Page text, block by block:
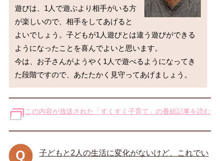
遊びは、1人で遊ぶより相手がいる方
が楽しいので、相手をしてあげると
よいでしょう。子どもが1人遊びとは違う遊びができる
ようになったことを喜んでよいと思います。
今は、お子さんがようやく1人で遊べるようになってき
この内容が放送された「すくすく子育て」の番組記事を読む
子どもと2人の生活に変化がないけど、これでい